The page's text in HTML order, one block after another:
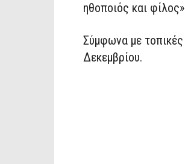
ηθοποιός και
Σύμφωνα με
Δεκεμβρίου.